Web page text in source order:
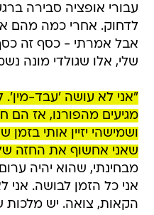
עבורי אופציה סבירה
לדחוק. אחרי כמה מהם
אבל אמרתי - כסף זה
שלי, אלו שגולדי מונה
"אני לא עושה 'עבד-מין'.
מגיעים מהפורנו, אז הם
ושמישהי יזיין אותי
שאני אחשוף את החזה
מבחינתי, שהוא יהיה
אני כל הזמן לבושה. אני
הקאות, צואה. יש מלכות